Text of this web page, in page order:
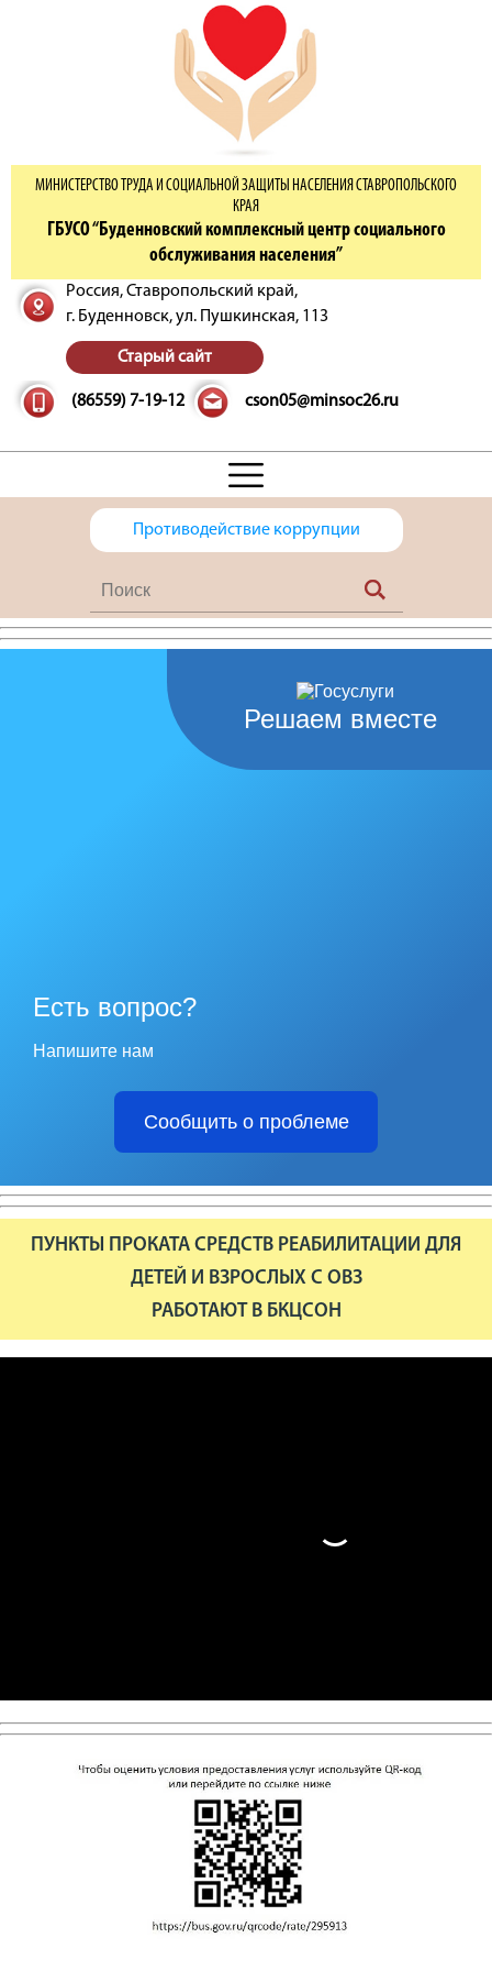
МИНИСТЕРСТВО ТРУДА И СОЦИАЛЬНОЙ ЗАЩИТЫ НАСЕЛЕНИЯ СТАВРОПОЛЬСКОГО
КРАЯ
ГБУСО “Буденновский комплексный центр социального
обслуживания населения”
Россия, Ставропольский край,
г. Буденновск,ул. Пушкинская, 113
Старый сайт
(86559) 7-19-12 cson05@minsoc26.ru
Противодействие коррупции
Решаем вместе
Есть вопрос?
Напишите нам
Сообщить о проблеме
ПУНКТЫ ПРОКАТА СРЕДСТВ РЕАБИЛИТАЦИИ ДЛЯ
ДЕТЕЙ И ВЗРОСЛЫХ С ОВЗ
РАБОТАЮТ В БКЦСОН